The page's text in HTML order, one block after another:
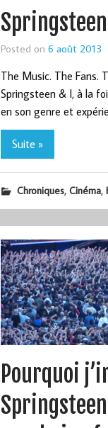
Posted on 6 août 2013
The Music. The Fans.
Springsteen & I, à la
en son genre et
Suite »
Chroniques, Cinéma,
Pourquoi